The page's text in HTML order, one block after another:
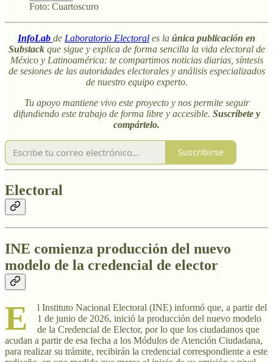
Foto: Cuartoscuro
InfoLab de Laboratorio Electoral es la única publicación en
Substackque sigue y explica de forma sencilla la vida electoral de
México y Latinoamérica: te compartimos noticias diarias, síntesis
de sesiones de las autoridades electorales y análisis especializados
de nuestro equipo experto.
Tu apoyo mantiene vivo este proyecto y nos permite seguir
difundiendo este trabajo de forma libre y accesible. Suscríbete y
compártelo.
Suscribirse
Electoral
INE comienza producción del nuevo
modelo de la credencial de elector
E
l Instituto Nacional Electoral (INE) informó que, a partir del
1 de junio de 2026, inició la producción del nuevo modelo
de la Credencial de Elector, por lo que los ciudadanos que
acudan a partir de esa fecha a los Módulos de Atención Ciudadana,
para realizar su trámite, recibirán la credencial correspondiente a este